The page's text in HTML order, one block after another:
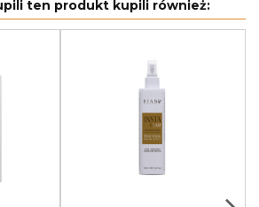
ten produkt kupili również: